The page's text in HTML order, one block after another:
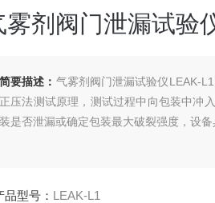
雾剂阀门泄漏试验
简要描述： 气雾剂阀门泄漏试验仪LEAK-
正压法测试原理，测试过程中向包装中冲
装是否泄漏或确定包装最大破裂强度，设
品型号： LEAK-L1